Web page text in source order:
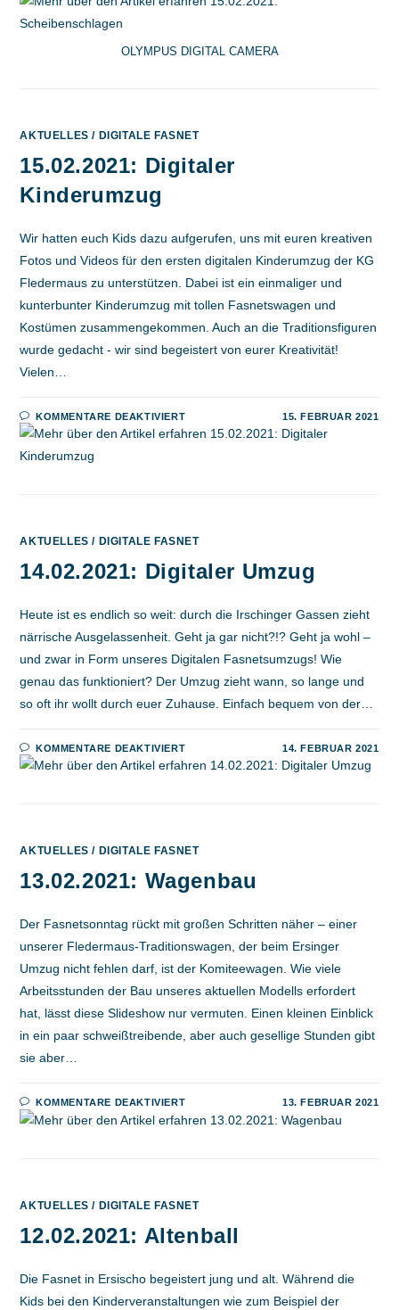
SCHEIBENSCHLAGEN
OLYMPUS DIGITAL CAMERA
AKTUELLES / DIGITALE FASNET
15.02.2021: Digitaler
Kinderumzug
Wir hatten euch Kids dazu aufgerufen, uns mit euren kreativen
Fotos und Videos für den ersten digitalen Kinderumzug der KG
Fledermaus zu unterstützen. Dabei ist ein einmaliger und
kunterbunter Kinderumzug mit tollen Fasnetswagen und
Kostümen zusammengekommen. Auch an die Traditionsfiguren
wurde gedacht - wir sind begeistert von eurer Kreativität!
Vielen…
KOMMENTARE DEAKTIVIERTFÜR
15.02.2021:
DIGITALER
15. FEBRUAR 2021
AKTUELLES / DIGITALE FASNET
14.02.2021: Digitaler Umzug
Heute ist es endlich so weit: durch die Irschinger Gassen zieht
närrische Ausgelassenheit. Geht ja gar nicht?!? Geht ja wohl –
und zwar in Form unseres Digitalen Fasnetsumzugs! Wie
genau das funktioniert? Der Umzug zieht wann, so lange und
so oft ihr wollt durch euer Zuhause. Einfach bequem von der…
KOMMENTARE DEAKTIVIERTFÜR
14.02.2021:
DIGITALER
14. FEBRUAR 2021
AKTUELLES / DIGITALE FASNET
13.02.2021: Wagenbau
Der Fasnetsonntag rückt mit großen Schritten näher – einer
unserer Fledermaus-Traditionswagen, der beim Ersinger
Umzug nicht fehlen darf, ist der Komiteewagen. Wie viele
Arbeitsstunden der Bau unseres aktuellen Modells erfordert
hat, lässt diese Slideshow nur vermuten. Einen kleinen Einblick
in ein paar schweißtreibende, aber auch gesellige Stunden gibt
sie aber…
KOMMENTARE DEAKTIVIERTFÜR
13.02.2021:
WAGENBAU
13. FEBRUAR 2021
AKTUELLES / DIGITALE FASNET
12.02.2021: Altenball
Die Fasnet in Ersischo begeistert jung und alt. Während die
Kids bei den Kinderveranstaltungen wie zum Beispiel der